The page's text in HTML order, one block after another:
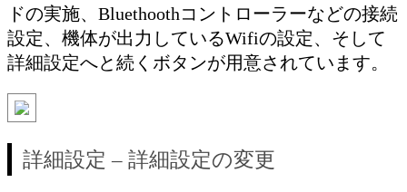
ドの実施、Bluethoothコントローラーなどの接続
設定、機体が出力しているWifiの設定、そして
詳細設定へと続くボタンが用意されています。
詳細設定 – 詳細設定の変更